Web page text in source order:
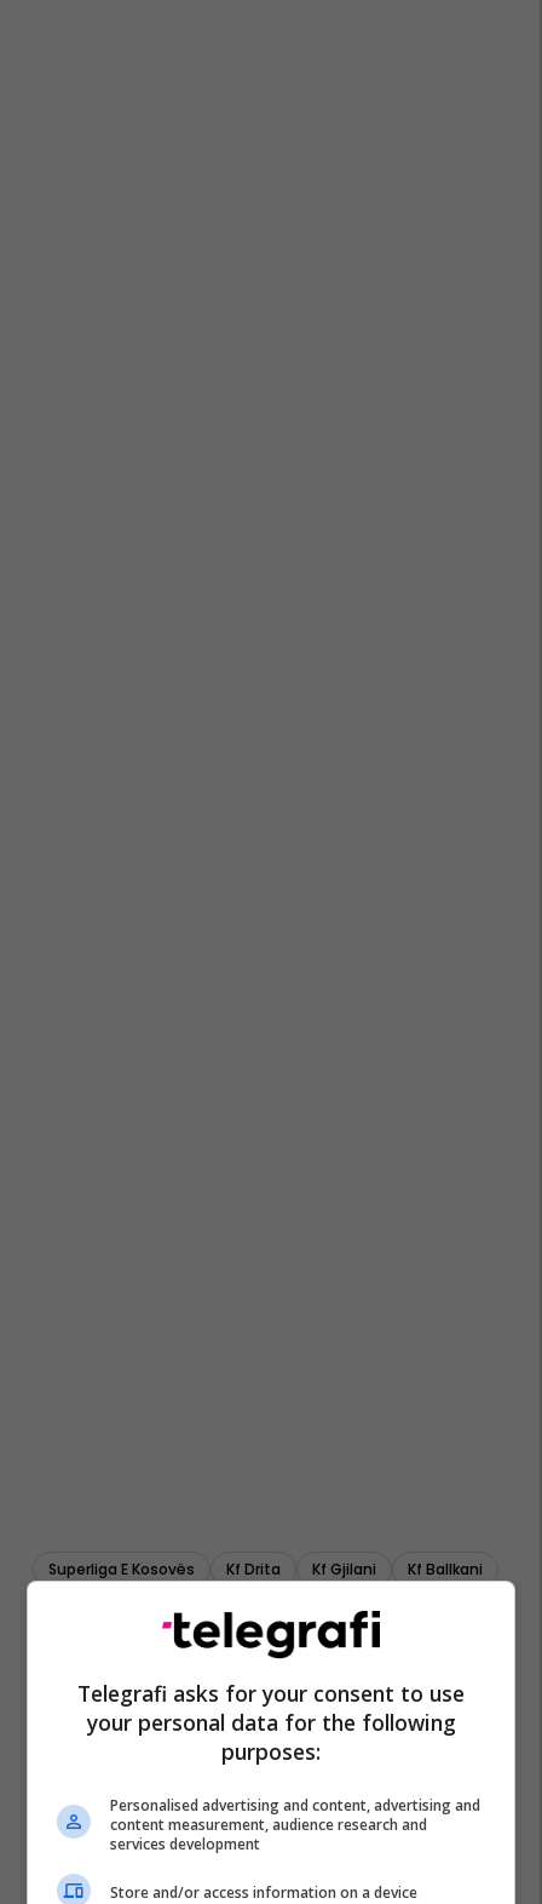
Superliga E Kosovës Kf Drita Kf Gjilani
Kf Ballkani
Kf Dukagjini Kf Prishtina E Re
Telegrafi asks for your consent to use
your personal data for the following
purposes:
Personalised advertising and content, advertising and
content measurement, audience research and
services development
Store and/or access information on a device